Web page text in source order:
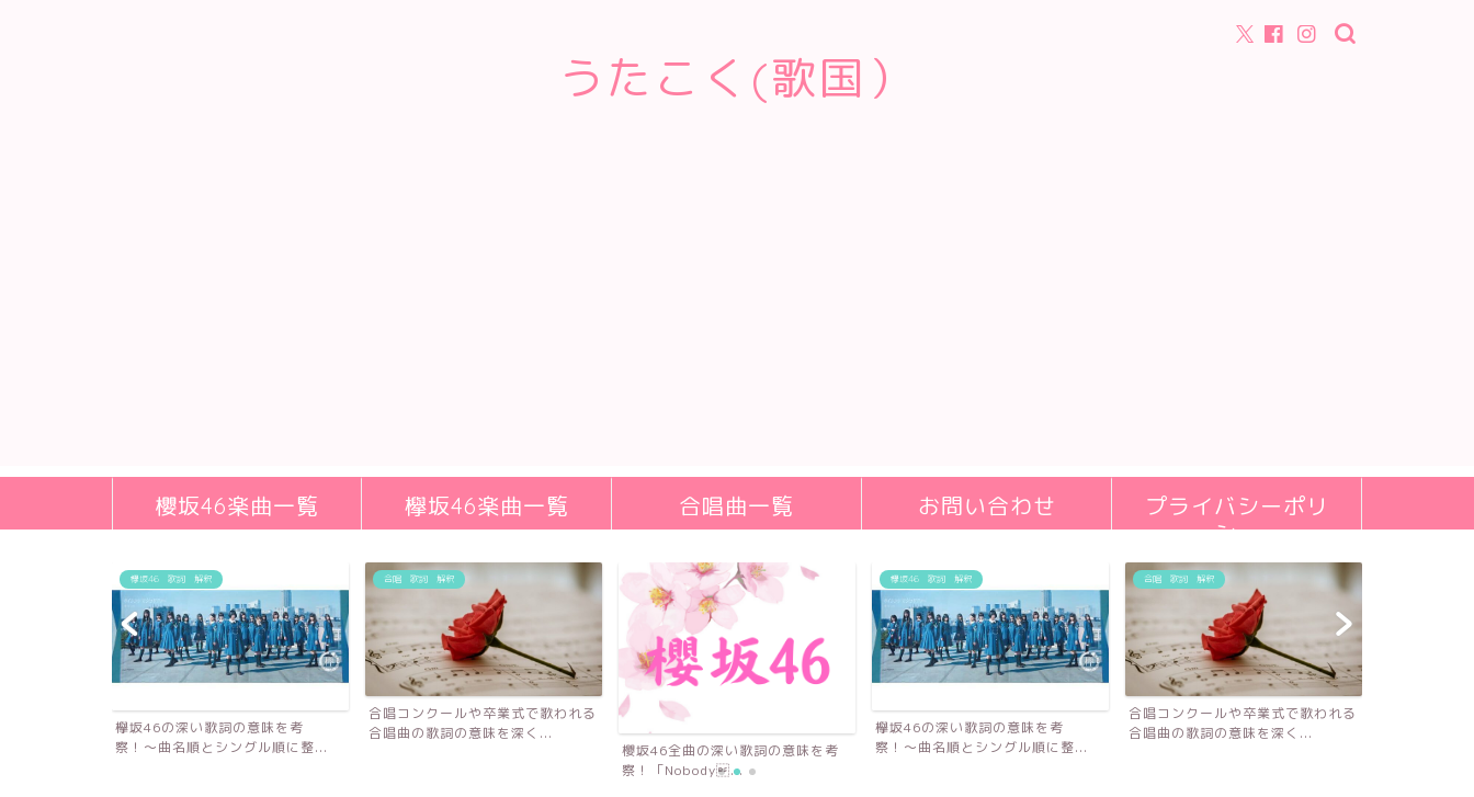
うたこく(歌国）
櫻坂46楽曲一覧 欅坂46楽曲一覧 合唱曲一覧 お問い合わせ
プライバシーポリ
シー
欅坂46 歌詞 解釈
欅坂46の深い歌詞の意味を考
察！〜曲名順とシングル順に整...
合唱 歌詞 解釈
合唱コンクールや卒業式で歌われる
合唱曲の歌詞の意味を深く...
櫻坂46全曲の深い歌詞の意味を考
察！「Nobody...
欅坂46 歌詞 解釈
欅坂46の深い歌詞の意味を考
察！〜曲名順とシングル順に整...
合唱 歌詞 解釈
合唱コンクールや卒業式で歌われる
合唱曲の歌詞の意味を深く...